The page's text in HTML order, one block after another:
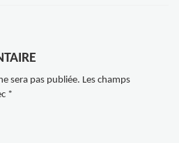
sera pas publiée. Les champs
*